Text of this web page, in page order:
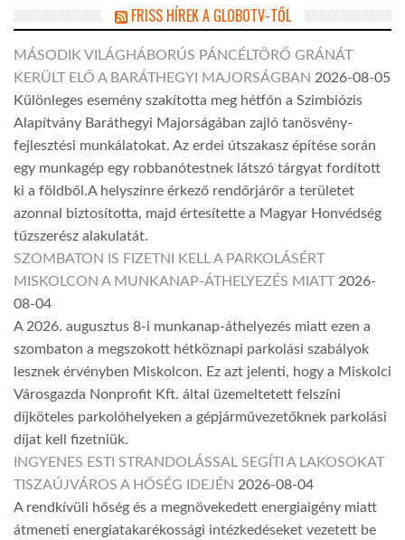
FRISS HÍREK A GLOBOTV-TŐL
MÁSODIK VILÁGHÁBORÚS PÁNCÉLTÖRŐ GRÁNÁT
KERÜLT ELŐ A BARÁTHEGYI MAJORSÁGBAN 2026-08-05
Különleges esemény szakította meg hétfőn a Szimbiózis
Alapítvány Baráthegyi Majorságában zajló tanösvény-
fejlesztési munkálatokat. Az erdei útszakasz építése során
egy munkagép egy robbanótestnek látszó tárgyat fordított
ki a földből.A helyszínre érkező rendőrjárőr a területet
azonnal biztosította, majd értesítette a Magyar Honvédség
tűzszerész alakulatát.
SZOMBATON IS FIZETNI KELL A PARKOLÁSÉRT
MISKOLCON A MUNKANAP-ÁTHELYEZÉS MIATT 2026-
08-04
A 2026. augusztus 8-i munkanap-áthelyezés miatt ezen a
szombaton a megszokott hétköznapi parkolási szabályok
lesznek érvényben Miskolcon. Ez azt jelenti, hogy a Miskolci
Városgazda Nonprofit Kft. által üzemeltetett felszíni
díjköteles parkolóhelyeken a gépjárművezetőknek parkolási
díjat kell fizetniük.
INGYENES ESTI STRANDOLÁSSAL SEGÍTI A LAKOSOKAT
TISZAÚJVÁROS A HŐSÉG IDEJÉN 2026-08-04
A rendkívüli hőség és a megnövekedett energiaigény miatt
átmeneti energiatakarékossági intézkedéseket vezetett be